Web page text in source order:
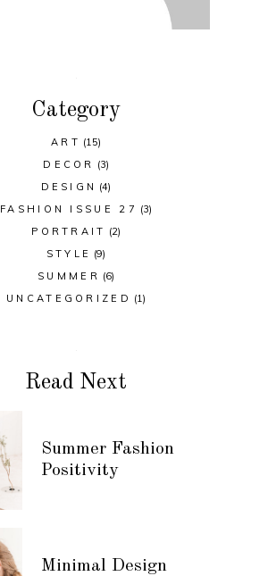
Category
ART (15)
DECOR
(3)
DESIGN (4)
FASHION ISSUE 27 (3)
PORTRAIT (2)
STYLE (9)
SUMMER (6)
UNCATEGORIZED (1)
Read Next
Summer Fashion
Positivity
Minimal Design